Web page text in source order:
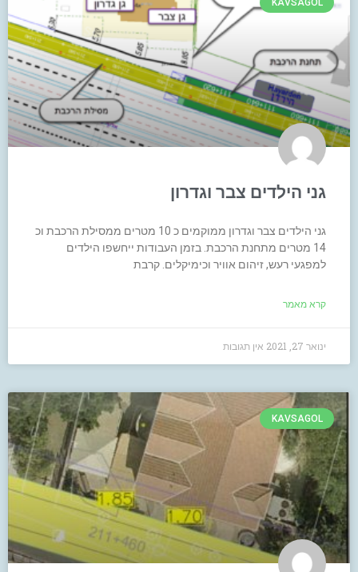
KAVSAGOL
גני הילדים צבר וגדרון
גני הילדים צבר וגדרון ממוקמים כ 10 מטרים ממסילת הרכבת וכ
14 מטרים מתחנת הרכבת. בזמן העבודות ייחשפו הילדים
למפגעי רעש, זיהום אוויר וכימיקלים. קרבת
קרא מאמר
ינואר 27, 2021 אין תגובות
KAVSAGOL